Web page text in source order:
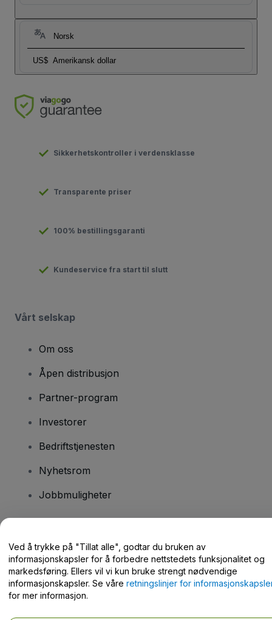
Norsk
US$ Amerikansk dollar
Sikkerhetskontroller i verdensklasse
Transparente priser
100% bestillingsgaranti
Kundeservice fra start til slutt
Vårt selskap
Om oss
Åpen distribusjon
Partner-program
Investorer
Bedriftstjenesten
Nyhetsrom
Jobbmuligheter
Hjelpesenter / kontakt oss
Ved å trykke på "Tillat alle", godtar du bruken av
informasjonskapsler for å forbedre nettstedets funksjonalitet og
markedsføring. Ellers vil vi kun bruke strengt nødvendige
informasjonskapsler. Se våre retningslinjer for
for mer informasjon.